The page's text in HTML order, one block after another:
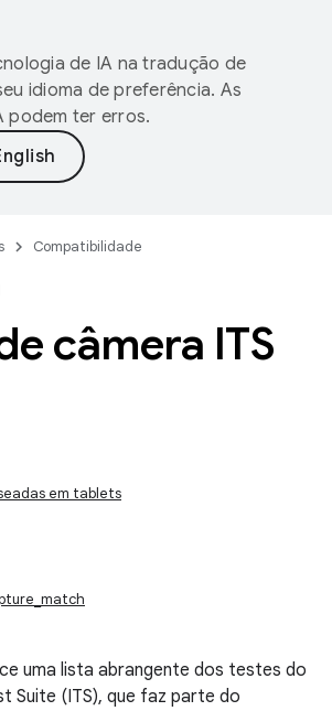
de IA na tradução de
idioma de preferência. As
podem ter erros.
Compatibilidade
câmera ITS
em tablets
uma lista abrangente dos testes do
Suite (ITS), que faz parte do